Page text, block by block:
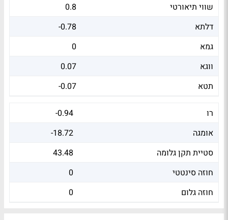
שווי תיאורטי
0.8
דלתא
-0.78
גמא
0
ווגא
0.07
תטא
-0.07
רו
-0.94
אומגה
-18.72
סטיית תקן גלומה
43.48
חוזה סינטטי
0
חוזה גלום
0